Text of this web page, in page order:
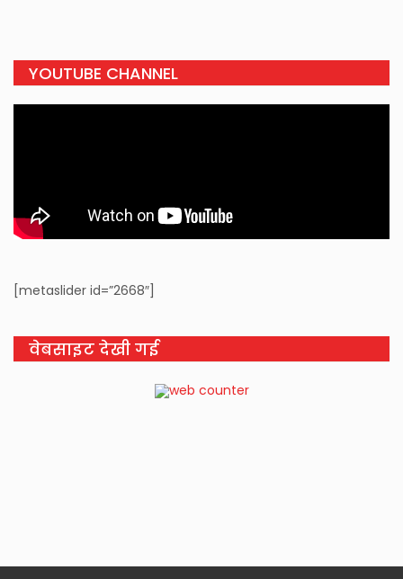
YOUTUBE CHANNEL
[metaslider id=”2668″]
वेबसाइट देखी गई